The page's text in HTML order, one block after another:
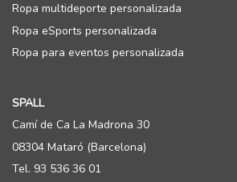
Ropa multideporte personalizada
Ropa eSports personalizada
Ropa para eventos personalizada
SPALL
Camí de Ca La Madrona 30
08304 Mataró (Barcelona)
Tel. 93 536 36 01